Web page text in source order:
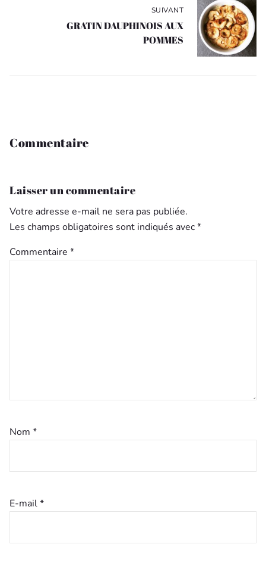
SUIVANT
GRATIN DAUPHINOIS AUX
POMMES
Commentaire
Laisser un commentaire
Votre adresse e-mail ne sera pas publiée.
Les champs obligatoires sont indiqués avec*
Commentaire *
Nom *
E-mail*